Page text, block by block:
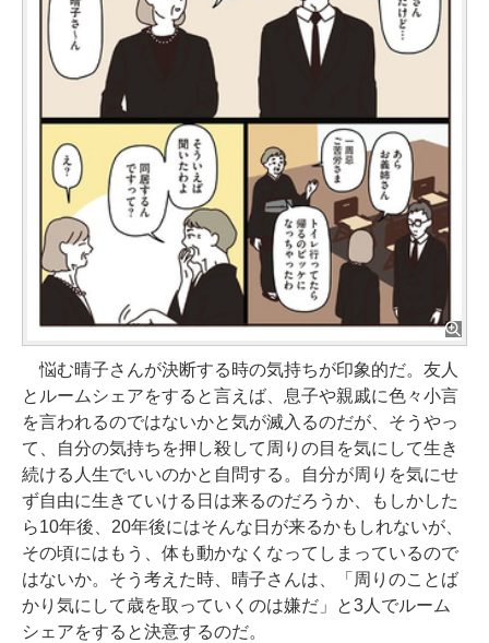
悩む晴子さんが決断する時の気持ちが印象的だ。友人
とルームシェアをすると言えば、息子や親戚に色々小言
を言われるのではないかと気が滅入るのだが、そうやっ
て、自分の気持ちを押し殺して周りの目を気にして生き
続ける人生でいいのかと自問する。自分が周りを気にせ
ず自由に生きていける日は来るのだろうか、もしかした
ら10年後、20年後にはそんな日が来るかもしれないが、
その頃にはもう、体も動かなくなってしまっているので
はないか。そう考えた時、晴子さんは、「周りのことば
かり気にして歳を取っていくのは嫌だ」と3人でルーム
シェアをすると決意するのだ。